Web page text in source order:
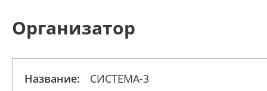
Организатор
Название:
СИСТЕМА-3